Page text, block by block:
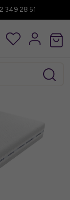
349 28 51